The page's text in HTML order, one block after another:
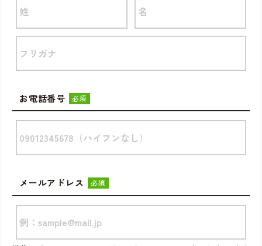
お電話番号 必須
メールアドレス 必須